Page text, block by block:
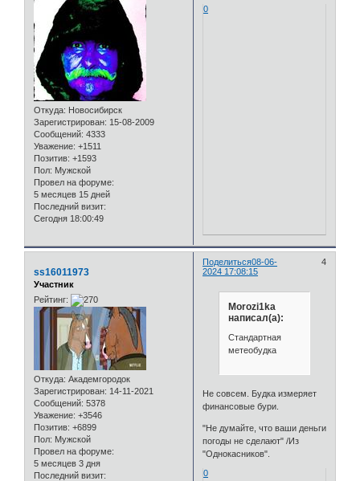
Откуда: Новосибирск
Зарегистрирован: 15-08-2009
Сообщений: 4333
Уважение: +1511
Позитив: +1593
Пол: Мужской
Провел на форуме:
5 месяцев 15 дней
Последний визит:
Сегодня 18:00:49
0
Поделиться 4
08-06-
2024 17:08:15
ss16011973
Участник
Рейтинг:
Откуда: Академгородок
Зарегистрирован: 14-11-2021
Сообщений: 5378
Уважение: +3546
Позитив: +6899
Пол: Мужской
Провел на форуме:
5 месяцев 3 дня
Последний визит:
Morozi1ka
написал(а):
Стандартная
метеобудка
Не совсем. Будка измеряет
финансовые бури.
"Не думайте, что ваши деньги
погоды не сделают" /Из
"Однокасников".
0